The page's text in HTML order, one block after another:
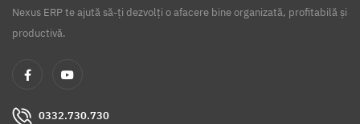
Nexus ERP te ajută să-ți dezvolți o afacere bine organizată, profitabilă și
productivă.
0332.730.730